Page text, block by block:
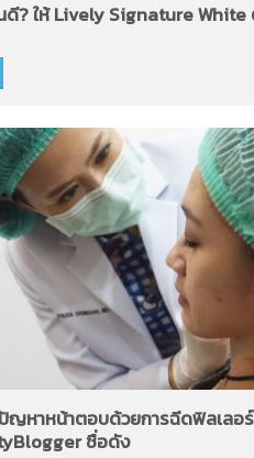
ดี? ให้ Lively Signature White
ญหาหน้าตอบด้วยการฉีดฟิลเลอ
ชื่อดัง